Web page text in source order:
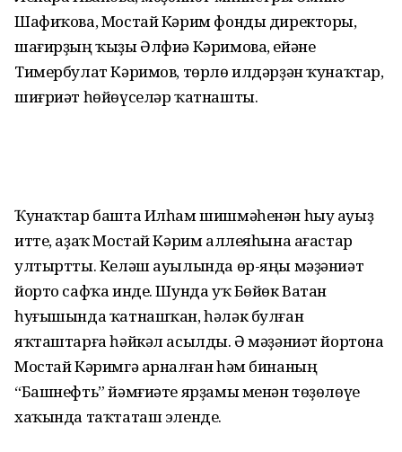
Шафиҡова, Мостай Кәрим фонды директоры,
шағирҙың ҡыҙы Әлфиә Кәримова, ейәне
Тимербулат Кәримов, төрлө илдәрҙән ҡунаҡтар,
шиғриәт һөйөүселәр ҡатнашты.
Ҡунаҡтар башта Илһам шишмәһенән һыу ауыҙ
итте, аҙаҡ Мостай Кәрим аллеяһына ағастар
ултыртты. Келәш ауылында өр-яңы мәҙәниәт
йорто сафҡа инде. Шунда уҡ Бөйөк Ватан
һуғышында ҡатнашҡан, һәләк булған
яҡташтарға һәйкәл асылды. Ә мәҙәниәт йортона
Мостай Кәримгә арналған һәм бинаның
“Башнефть” йәмғиәте ярҙамы менән төҙөлөүе
хаҡында таҡтаташ эленде.